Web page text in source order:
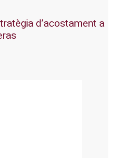
d’acostament a